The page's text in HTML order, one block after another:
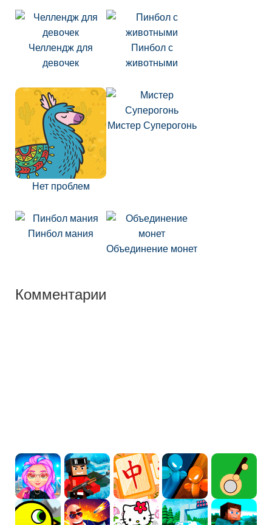
Челлендж для
девочек
Пинбол с
животными
Нет проблем
Мистер Суперогонь
Пинбол мания
Объединение монет
Комментарии